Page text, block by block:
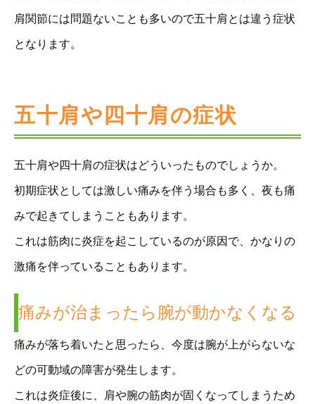
肩関節には問題ないことも多いので五十肩とは違う症状
となります。
五十肩や四十肩の症状
五十肩や四十肩の症状はどういったものでしょうか。
初期症状としては激しい痛みを伴う場合も多く、夜も痛
みで起きてしまうこともあります。
これは筋肉に炎症を起こしているのが原因で、かなりの
激痛を伴っていることもあります。
痛みが治まったら腕が動かなくなる
痛みが落ち着いたと思ったら、今度は腕が上がらないな
どの可動域の障害が発生します。
これは炎症後に、肩や腕の筋肉が固くなってしまうため